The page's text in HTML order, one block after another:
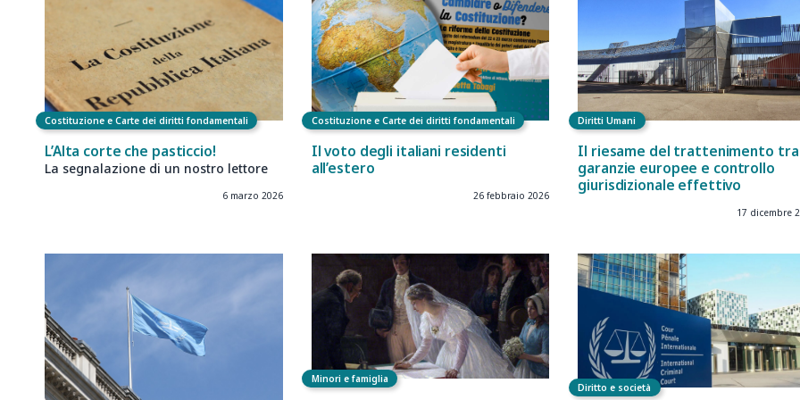
Costituzione e Carte dei diritti fondamentali
L’Alta corte che pasticcio!
La segnalazione di un nostro lettore
6 marzo 2026
Costituzione e Carte dei diritti fondamentali
Il voto degli italiani residenti
all’estero
26 febbraio 2026
Diritti Umani
Il riesame del trattenimento tra
garanzie europee e controllo
giurisdizionale effettivo
17 dicembre
Minori e famiglia
Diritto e società